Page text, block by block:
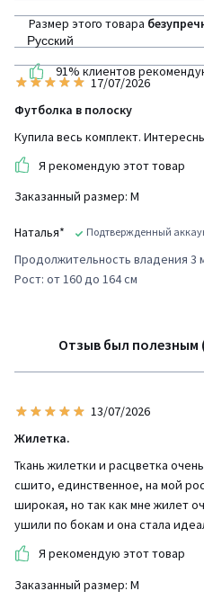
Размер этого товара
91% клиентов
Русский
17/07/2026
Футболка в полоску
Купила весь комплект.
Я рекомендую этот товар
Заказанный размер: М
Наталья* Подтвержденный
Продолжительность владения 3
Рост: от 160 до 164 см
Отзыв был полезным
13/07/2026
Жилетка.
Ткань жилетки и расцветка
сшито, единственное, на мой
широкая, но так как мне жилет
ушили по бокам и она стала
Я рекомендую этот товар
Заказанный размер: М